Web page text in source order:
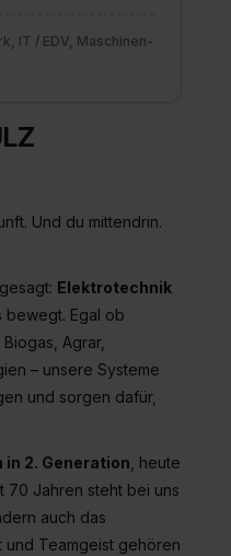
über kein
(EuGH – Schrems
Punkt „Datenschutz-
Informationen zu den
Datenschutzerklärung
IT / EDV, Maschinen-
Und du mittendrin.
Elektrotechnik
bewegt. Egal ob
Agrar,
– unsere Systeme
und sorgen dafür,
2. Generation , heute
70 Jahren steht bei uns
auch das
und Teamgeist gehören